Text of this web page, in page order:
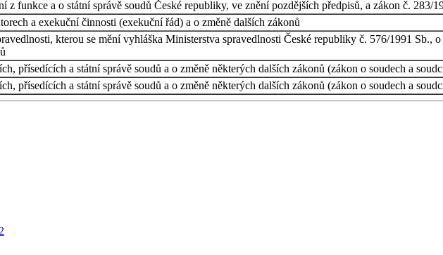
z funkce a o státní správě soudů České republiky, ve znění pozdějších předpisů, a zákon č. 283/
a exekuční činnosti (exekuční řád) a o změně dalších zákonů
kterou se mění vyhláška Ministerstva spravedlnosti České republiky č. 576/1991 Sb.,
přísedících a státní správě soudů a o změně některých dalších zákonů (zákon o soudech a
přísedících a státní správě soudů a o změně některých dalších zákonů (zákon o soudech a